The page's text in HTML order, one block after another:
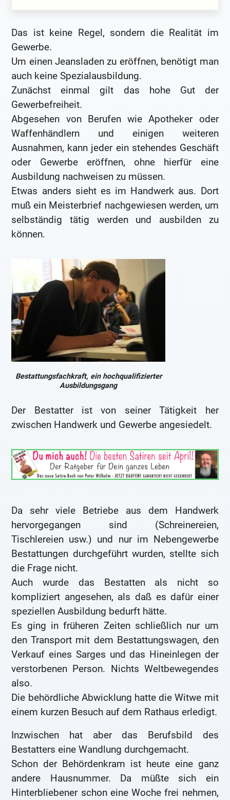
Das ist keine Regel, sondern die Realität im
Gewerbe.
Um einen Jeansladen zu eröffnen, benötigt man
auch keine Spezialausbildung.
Zunächst einmal gilt das hohe Gut der
Gewerbefreiheit.
Abgesehen von Berufen wie Apotheker oder
Waffenhändlern und einigen weiteren
Ausnahmen, kann jeder ein stehendes Geschäft
oder Gewerbe eröffnen, ohne hierfür eine
Ausbildung nachweisen zu müssen.
Etwas anders sieht es im Handwerk aus. Dort
muß ein Meisterbrief nachgewiesen werden, um
selbständig tätig werden und ausbilden zu
können.
Bestattungsfachkraft, ein hochqualifizierter
Ausbildungsgang
Der Bestatter ist von seiner Tätigkeit her
zwischen Handwerk und Gewerbe angesiedelt.
Da sehr viele Betriebe aus dem Handwerk
hervorgegangen sind (Schreinereien,
Tischlereien usw.) und nur im Nebengewerbe
Bestattungen durchgeführt wurden, stellte sich
die Frage nicht.
Auch wurde das Bestatten als nicht so
kompliziert angesehen, als daß es dafür einer
speziellen Ausbildung bedurft hätte.
Es ging in früheren Zeiten schließlich nur um
den Transport mit dem Bestattungswagen, den
Verkauf eines Sarges und das Hineinlegen der
verstorbenen Person. Nichts Weltbewegendes
also.
Die behördliche Abwicklung hatte die Witwe mit
einem kurzen Besuch auf dem Rathaus erledigt.
Inzwischen hat aber das Berufsbild des
Bestatters eine Wandlung durchgemacht.
Schon der Behördenkram ist heute eine ganz
andere Hausnummer. Da müßte sich ein
Hinterbliebener schon eine Woche frei nehmen,